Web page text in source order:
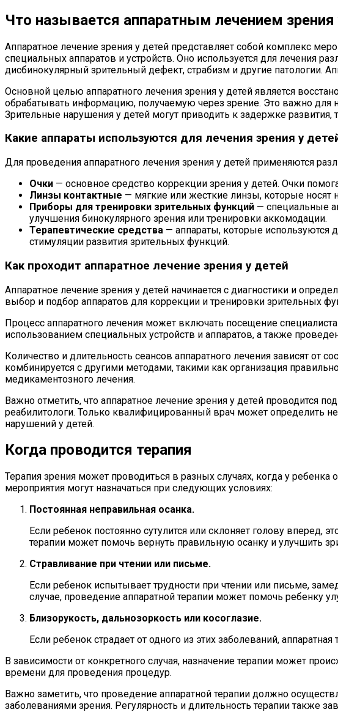
Что называется аппаратным лечением зрения
Аппаратное лечение зрения у детей представляет собой комплекс
специальных аппаратов и устройств. Оно используется для лечения
дисбинокулярный зрительный дефект, страбизм и другие патологии.
Основной целью аппаратного лечения зрения у детей является
обрабатывать информацию, получаемую через зрение. Это важно для
Зрительные нарушения у детей могут приводить к задержке
Какие аппараты используются для лечения зрения у
Для проведения аппаратного лечения зрения у детей применяются
Очки — основное средство коррекции зрения у детей. Очки
Линзы контактные — мягкие или жесткие линзы, которые носят
Приборы для тренировки зрительных функций — специальные
улучшения бинокулярного зрения или тренировки аккомодации.
Терапевтические средства — аппараты, которые используются
стимуляции развития зрительных функций.
Как проходит аппаратное лечение зрения у детей
Аппаратное лечение зрения у детей начинается с диагностики и
выбор и подбор аппаратов для коррекции и тренировки зрительных
Процесс аппаратного лечения может включать посещение
использованием специальных устройств и аппаратов, а также
Количество и длительность сеансов аппаратного лечения зависят от
комбинируется с другими методами, такими как организация
медикаментозного лечения.
Важно отметить, что аппаратное лечение зрения у детей проводится
реабилитологи. Только квалифицированный врач может определить
нарушений у детей.
Когда проводится терапия
Терапия зрения может проводиться в разных случаях, когда у
мероприятия могут назначаться при следующих условиях:
Постоянная неправильная осанка.
Если ребенок постоянно сутулится или склоняет голову
терапии может помочь вернуть правильную осанку и улучшить
Стравливание при чтении или письме.
Если ребенок испытывает трудности при чтении или письме,
случае, проведение аппаратной терапии может помочь ребенку
Близорукость, дальнозоркость или косоглазие.
Если ребенок страдает от одного из этих заболеваний,
В зависимости от конкретного случая, назначение терапии может
времени для проведения процедур.
Важно заметить, что проведение аппаратной терапии должно
заболеваниями зрения. Регулярность и длительность терапии также